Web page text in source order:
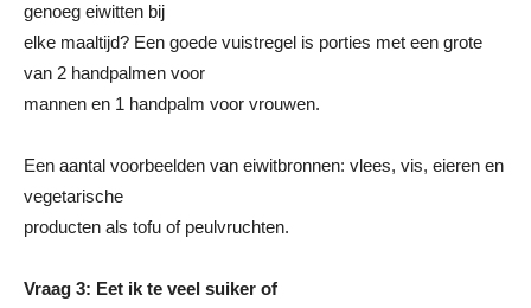
genoeg eiwitten bij
elke maaltijd? Een goede vuistregel is porties met een grote
van 2 handpalmen voor
mannen en 1 handpalm voor vrouwen.
Een aantal voorbeelden van eiwitbronnen: vlees, vis, eieren en
vegetarische
producten als tofu of peulvruchten.
Vraag 3: Eet ik te veel suiker of